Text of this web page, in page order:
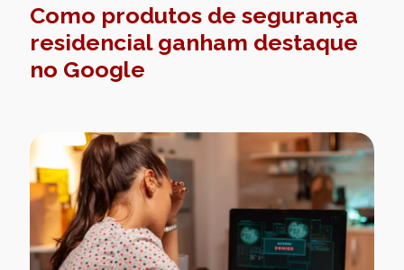
Como produtos de segurança
residencial ganham destaque
no Google